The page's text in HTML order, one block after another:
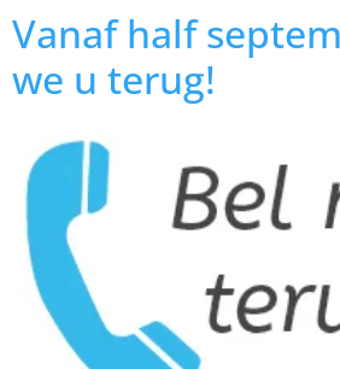
Vanaf half
we u terug!